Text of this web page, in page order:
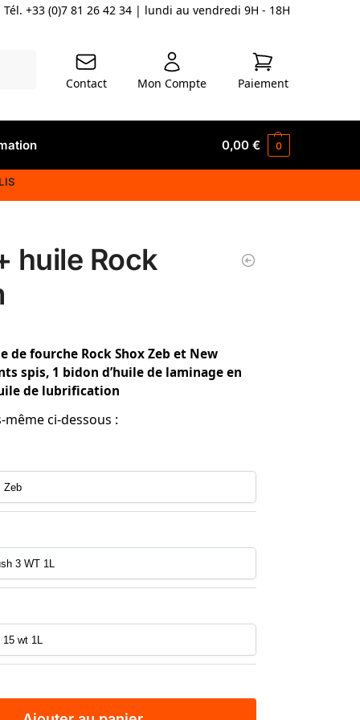
Tél. +33 (0)7 81 26 42 34 | lundi au vendredi 9H - 18H
Contact Mon Compte Paiement
0,00€ 0
huile Rock
de fourche Rock Shox Zeb et New
spis, 1 bidon d’huile de laminage en
de lubrification
ci-dessous :